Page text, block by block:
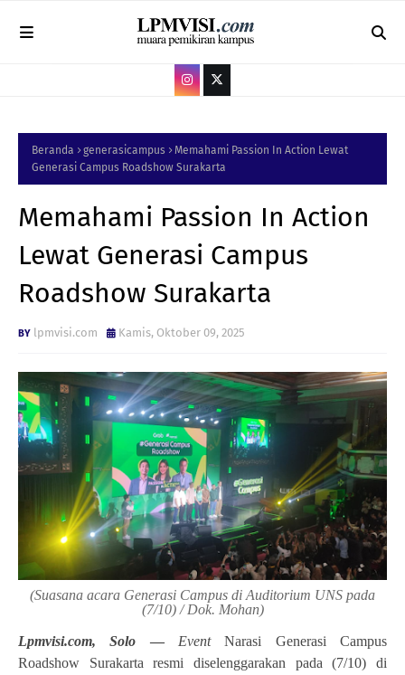
Beranda generasicampus
Memahami Passion In Action Lewat
Generasi Campus Roadshow Surakarta
Memahami Passion In Action
Lewat Generasi Campus
Roadshow Surakarta
lpmvisi.com Kamis, Oktober 09, 2025
(Suasana acara Generasi Campus di Auditorium UNS pada
(7/10) / Dok. Mohan)
Lpmvisi.com, Solo — EventNarasi Generasi Campus
Roadshow Surakarta resmi diselenggarakan pada (7/10) di